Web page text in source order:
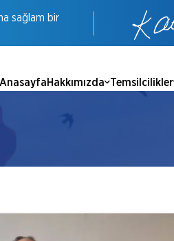
sağlam bir
AnasayfaHakkımızda Temsilcilikler